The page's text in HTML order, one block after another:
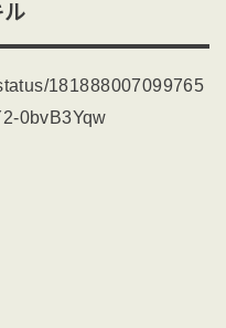
ル
181888007099765
0bvB3Yqw